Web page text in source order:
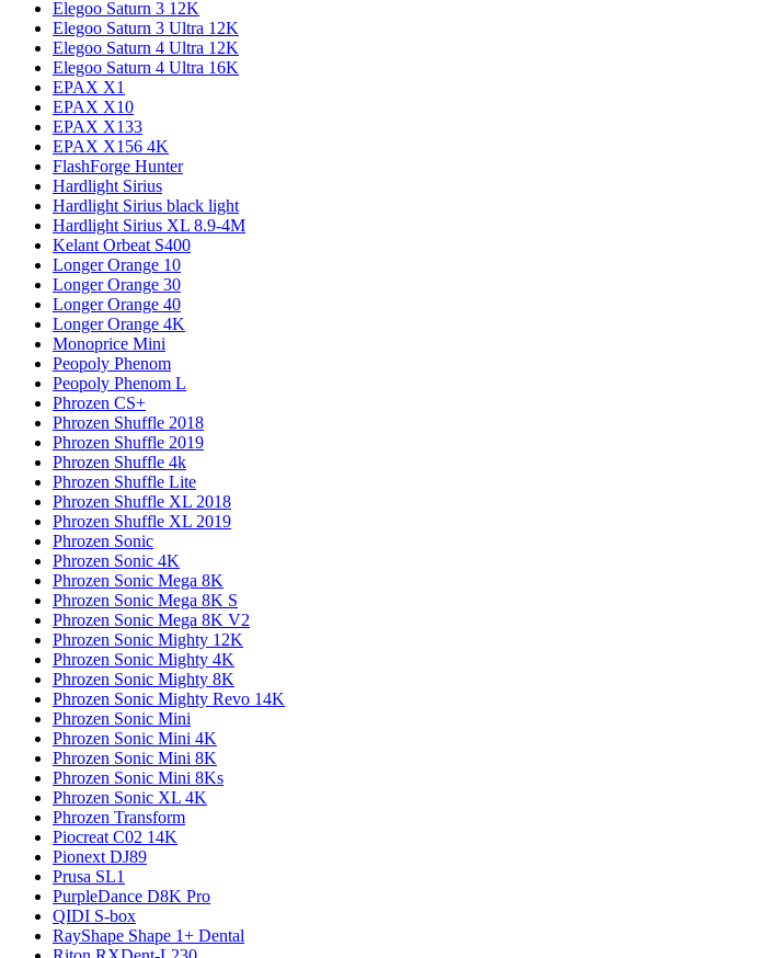
Elegoo Saturn 3 12K
Elegoo Saturn 3 Ultra 12K
Elegoo Saturn 4 Ultra 12K
Elegoo Saturn 4 Ultra 16K
EPAX X1
EPAX X10
EPAX X133
EPAX X156 4K
FlashForge Hunter
Hardlight Sirius
Hardlight Sirius black light
Hardlight Sirius XL 8.9-4M
Kelant Orbeat S400
Longer Orange 10
Longer Orange 30
Longer Orange 40
Longer Orange 4K
Monoprice Mini
Peopoly Phenom
Peopoly Phenom L
Phrozen CS+
Phrozen Shuffle 2018
Phrozen Shuffle 2019
Phrozen Shuffle 4k
Phrozen Shuffle Lite
Phrozen Shuffle XL 2018
Phrozen Shuffle XL 2019
Phrozen Sonic
Phrozen Sonic 4K
Phrozen Sonic Mega 8K
Phrozen Sonic Mega 8K S
Phrozen Sonic Mega 8K V2
Phrozen Sonic Mighty 12K
Phrozen Sonic Mighty 4K
Phrozen Sonic Mighty 8K
Phrozen Sonic Mighty Revo 14K
Phrozen Sonic Mini
Phrozen Sonic Mini 4K
Phrozen Sonic Mini 8K
Phrozen Sonic Mini 8Ks
Phrozen Sonic XL 4K
Phrozen Transform
Piocreat C02 14K
Pionext DJ89
Prusa SL1
PurpleDance D8K Pro
QIDI S-box
RayShape Shape 1+ Dental